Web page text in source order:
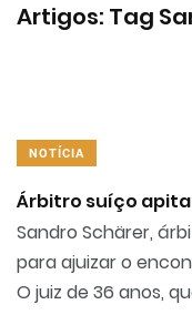
Artigos: Tag
NOTÍCIA
Árbitro suíço
Sandro Schärer,
para ajuizar o
O juiz de 36 anos,